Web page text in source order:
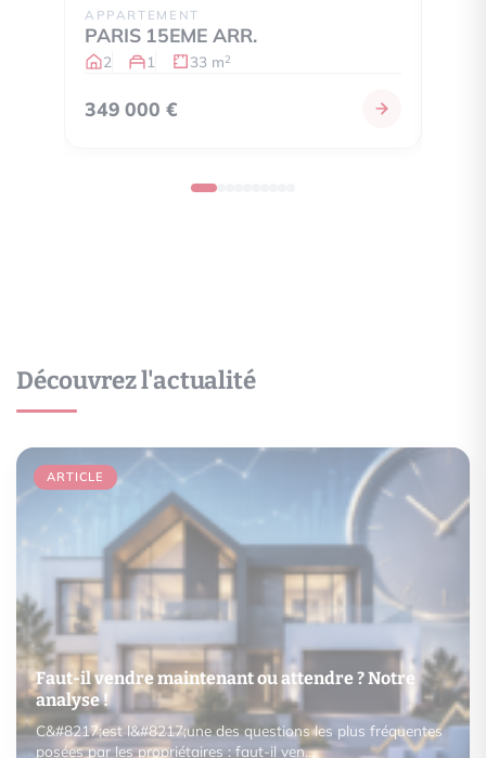
APPARTEMENT
PARIS 15EME ARR.
2 1 33 m2
349 000 €
Découvrez l'actualité
ARTICLE
Faut-il vendre maintenant ou attendre ? Notre
analyse !
C&#8217;est l&#8217;une des questions les plus fréquentes
posées par les propriétaires : faut-il ven…